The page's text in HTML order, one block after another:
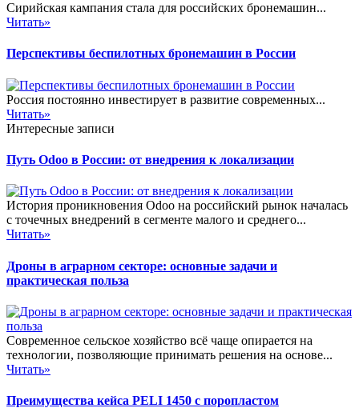
Сирийская кампания стала для российских бронемашин...
Читать»
Перспективы беспилотных бронемашин в России
Россия постоянно инвестирует в развитие современных...
Читать»
Интересные записи
Путь Odoo в России: от внедрения к локализации
История проникновения Odoo на российский рынок началась
с точечных внедрений в сегменте малого и среднего...
Читать»
Дроны в аграрном секторе: основные задачи и
практическая польза
Современное сельское хозяйство всё чаще опирается на
технологии, позволяющие принимать решения на основе...
Читать»
Преимущества кейса PELI 1450 с поропластом